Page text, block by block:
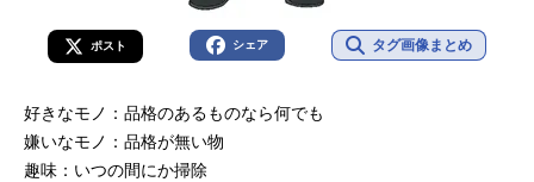
ポスト シェア タグ画像まとめ
好きなモノ：品格のあるものなら何でも
嫌いなモノ：品格が無い物
趣味：いつの間にか掃除